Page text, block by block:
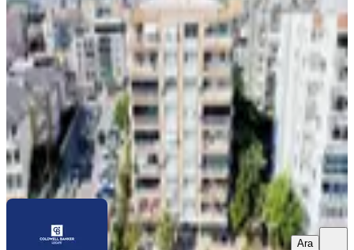
Buca, Atatürk Mahallesi
3+1
· 130 m² · 3. Kat·27.07.2026
5.450.000 ₺
Coldwell Banker LocateOğuzhan Erkalkan
Ara
Ara